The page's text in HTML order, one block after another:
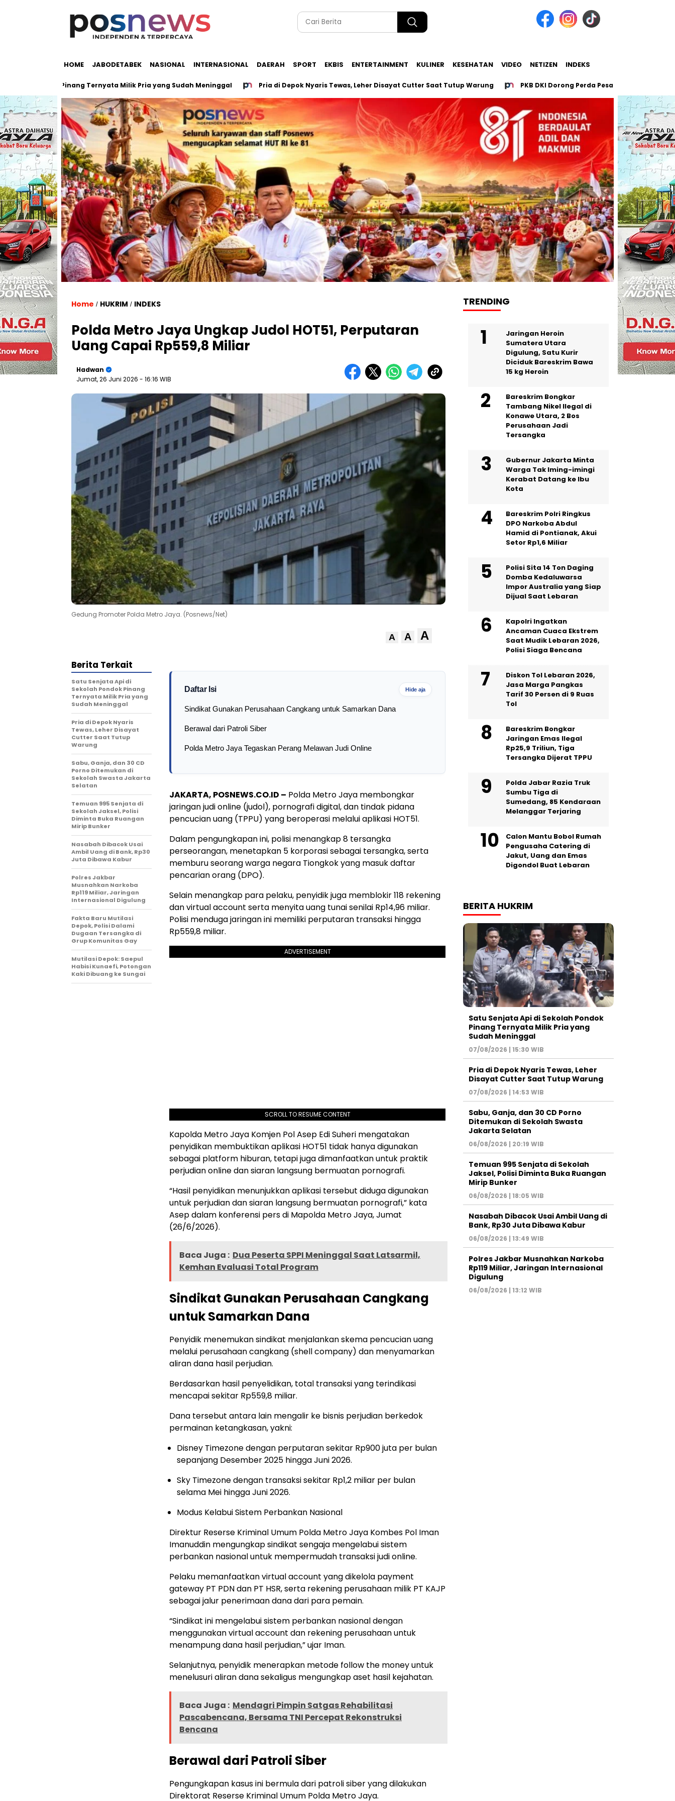
HOME JABODETABEK NASIONAL INTERNASIONAL DAERAH SPORT EKBIS ENTERTAINMENT KULINER KESEHATAN VIDEO NETIZEN INDEKS
Pinang Ternyata Milik Pria yang Sudah Meninggal Pria di Depok Nyaris Tewas, Leher Disayat Cutter Saat Tutup Warung PKB DKI Dorong Perda Pesantren untuk 107 Pesantren
Home / HUKRIM / INDEKS
Polda Metro Jaya Ungkap Judol HOT51, Perputaran
Uang Capai Rp559,8 Miliar
Hadwan
Jumat, 26 Juni 2026 - 16:16 WIB
Gedung Promoter Polda Metro Jaya. (Posnews/Net)
A A A
Daftar Isi Hide aja
Sindikat Gunakan Perusahaan Cangkang untuk Samarkan Dana
Berawal dari Patroli Siber
Polda Metro Jaya Tegaskan Perang Melawan Judi Online
JAKARTA, POSNEWS.CO.ID – Polda Metro Jaya membongkar
jaringan judi online (judol), pornografi digital, dan tindak pidana
pencucian uang (TPPU) yang beroperasi melalui aplikasi HOT51.
Dalam pengungkapan ini, polisi menangkap 8 tersangka
perseorangan, menetapkan 5 korporasi sebagai tersangka, serta
memburu seorang warga negara Tiongkok yang masuk daftar
pencarian orang (DPO).
Selain menangkap para pelaku, penyidik juga memblokir 118 rekening
dan virtual account serta menyita uang tunai senilai Rp14,96 miliar.
Polisi menduga jaringan ini memiliki perputaran transaksi hingga
Rp559,8 miliar.
ADVERTISEMENT
SCROLL TO RESUME CONTENT
Kapolda Metro Jaya Komjen Pol Asep Edi Suheri mengatakan
penyidikan membuktikan aplikasi HOT51 tidak hanya digunakan
sebagai platform hiburan, tetapi juga dimanfaatkan untuk praktik
perjudian online dan siaran langsung bermuatan pornografi.
“Hasil penyidikan menunjukkan aplikasi tersebut diduga digunakan
untuk perjudian dan siaran langsung bermuatan pornografi,” kata
Asep dalam konferensi pers di Mapolda Metro Jaya, Jumat
(26/6/2026).
Baca Juga : Dua Peserta SPPI Meninggal Saat Latsarmil,
Kemhan Evaluasi Total Program
Sindikat Gunakan Perusahaan Cangkang
untuk Samarkan Dana
Penyidik menemukan sindikat menjalankan skema pencucian uang
melalui perusahaan cangkang (shell company) dan menyamarkan
aliran dana hasil perjudian.
Berdasarkan hasil penyelidikan, total transaksi yang terindikasi
mencapai sekitar Rp559,8 miliar.
Dana tersebut antara lain mengalir ke bisnis perjudian berkedok
permainan ketangkasan, yakni:
Disney Timezone dengan perputaran sekitar Rp900 juta per bulan
sepanjang Desember 2025 hingga Juni 2026.
Sky Timezone dengan transaksi sekitar Rp1,2 miliar per bulan
selama Mei hingga Juni 2026.
Modus Kelabui Sistem Perbankan Nasional
Direktur Reserse Kriminal Umum Polda Metro Jaya Kombes Pol Iman
Imanuddin mengungkap sindikat sengaja mengelabui sistem
perbankan nasional untuk mempermudah transaksi judi online.
Pelaku memanfaatkan virtual account yang dikelola payment
gateway PT PDN dan PT HSR, serta rekening perusahaan milik PT KAJP
sebagai jalur penerimaan dana dari para pemain.
“Sindikat ini mengelabui sistem perbankan nasional dengan
menggunakan virtual account dan rekening perusahaan untuk
menampung dana hasil perjudian,” ujar Iman.
Selanjutnya, penyidik menerapkan metode follow the money untuk
menelusuri aliran dana sekaligus mengungkap aset hasil kejahatan.
Baca Juga : Mendagri Pimpin Satgas Rehabilitasi
Pascabencana, Bersama TNI Percepat Rekonstruksi
Bencana
Berawal dari Patroli Siber
Pengungkapan kasus ini bermula dari patroli siber yang dilakukan
Direktorat Reserse Kriminal Umum Polda Metro Jaya.
Berita Terkait
Satu Senjata Api di
Sekolah Pondok Pinang
Ternyata Milik Pria yang
Sudah Meninggal
Pria di Depok Nyaris
Tewas, Leher Disayat
Cutter Saat Tutup
Warung
Sabu, Ganja, dan 30 CD
Porno Ditemukan di
Sekolah Swasta Jakarta
Selatan
Temuan 995 Senjata di
Sekolah Jaksel, Polisi
Diminta Buka Ruangan
Mirip Bunker
Nasabah Dibacok Usai
Ambil Uang di Bank, Rp30
Juta Dibawa Kabur
Polres Jakbar
Musnahkan Narkoba
Rp119 Miliar, Jaringan
Internasional Digulung
Fakta Baru Mutilasi
Depok, Polisi Dalami
Dugaan Tersangka di
Grup Komunitas Gay
Mutilasi Depok: Saepul
Habisi Kunaefi, Potongan
Kaki Dibuang ke Sungai
TRENDING
Jaringan Heroin
Sumatera Utara
Digulung, Satu Kurir
Diciduk Bareskrim Bawa
15 kg Heroin
Bareskrim Bongkar
Tambang Nikel Ilegal di
Konawe Utara, 2 Bos
Perusahaan Jadi
Tersangka
Gubernur Jakarta Minta
Warga Tak Iming-imingi
Kerabat Datang ke Ibu
Kota
Bareskrim Polri Ringkus
DPO Narkoba Abdul
Hamid di Pontianak, Akui
Setor Rp1,6 Miliar
Polisi Sita 14 Ton Daging
Domba Kedaluwarsa
Impor Australia yang Siap
Dijual Saat Lebaran
Kapolri Ingatkan
Ancaman Cuaca Ekstrem
Saat Mudik Lebaran 2026,
Polisi Siaga Bencana
Diskon Tol Lebaran 2026,
Jasa Marga Pangkas
Tarif 30 Persen di 9 Ruas
Tol
Bareskrim Bongkar
Jaringan Emas Ilegal
Rp25,9 Triliun, Tiga
Tersangka Dijerat TPPU
Polda Jabar Razia Truk
Sumbu Tiga di
Sumedang, 85 Kendaraan
Melanggar Terjaring
Calon Mantu Bobol Rumah
Pengusaha Catering di
Jakut, Uang dan Emas
Digondol Buat Lebaran
BERITA HUKRIM
Satu Senjata Api di Sekolah Pondok
Pinang Ternyata Milik Pria yang
Sudah Meninggal
07/08/2026 | 15:30 WIB
Pria di Depok Nyaris Tewas, Leher
Disayat Cutter Saat Tutup Warung
07/08/2026 | 14:53 WIB
Sabu, Ganja, dan 30 CD Porno
Ditemukan di Sekolah Swasta
Jakarta Selatan
06/08/2026 | 20:19 WIB
Temuan 995 Senjata di Sekolah
Jaksel, Polisi Diminta Buka Ruangan
Mirip Bunker
06/08/2026 | 18:05 WIB
Nasabah Dibacok Usai Ambil Uang di
Bank, Rp30 Juta Dibawa Kabur
06/08/2026 | 13:49 WIB
Polres Jakbar Musnahkan Narkoba
Rp119 Miliar, Jaringan Internasional
Digulung
06/08/2026 | 13:12 WIB